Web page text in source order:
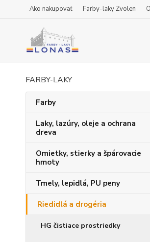
Ako nakupovať Farby-laky Zvolen
FARBY-LAKY
Farby
Laky, lazúry, oleje a ochrana
dreva
Omietky, stierky a špárovacie
hmoty
Tmely, lepidlá, PU peny
Riedidlá a drogéria
HG čistiace prostriedky